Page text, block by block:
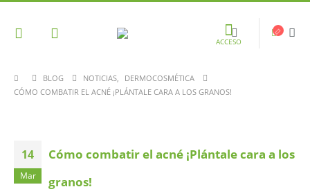
ACCESO
BLOG NOTICIAS,
DERMOCOSMÉTICA
CÓMO COMBATIR EL ACNÉ ¡PLÁNTALE CARA A LOS GRANOS!
14
Mar
Cómo combatir el acné ¡Plántale cara a los
granos!